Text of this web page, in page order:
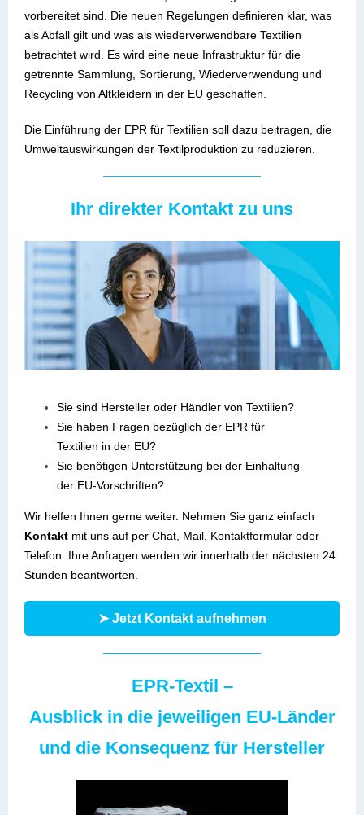
vorbereitet sind. Die neuen Regelungen definieren klar, was
als Abfall gilt und was als wiederverwendbare Textilien
betrachtet wird. Es wird eine neue Infrastruktur für die
getrennte Sammlung, Sortierung, Wiederverwendung und
Recycling von Altkleidern in der EU geschaffen.
Die Einführung der EPR für Textilien soll dazu beitragen, die
Umweltauswirkungen der Textilproduktion zu reduzieren.
Ihr direkter Kontakt zu uns
Sie sind Hersteller oder Händler von Textilien?
Sie haben Fragen bezüglich der EPR für
Textilien in der EU?
Sie benötigen Unterstützung bei der Einhaltung
der EU-Vorschriften?
Wir helfen Ihnen gerne weiter. Nehmen Sie ganz einfach
Kontakt mit uns auf per Chat, Mail, Kontaktformular oder
Telefon. Ihre Anfragen werden wir innerhalb der nächsten 24
Stunden beantworten.
➤ Jetzt Kontakt aufnehmen
EPR-Textil –
Ausblick in die jeweiligen EU-Länder
und die Konsequenz für Hersteller